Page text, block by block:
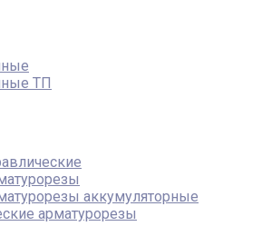
ТП
аккумуляторные
арматурорезы